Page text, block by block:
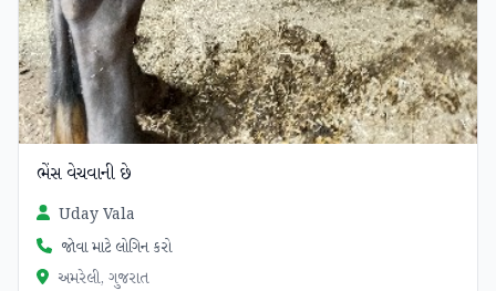
ભેંસ વેચવાની છે
Uday Vala
જોવા માટે લોગિન કરો
અમરેલી, ગુજરાત